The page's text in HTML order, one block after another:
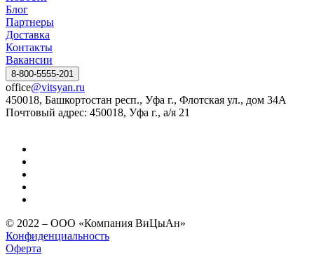
Блог
Партнеры
Доставка
Контакты
Вакансии
8-800-5555-201
office@vitsyan.ru
450018, Башкортостан респ., Уфа г., Флотская ул., дом 34А
Почтовый адрес: 450018, Уфа г., а/я 21
© 2022 – ООО «Компания ВиЦыАн»
Конфиденциальность
Оферта